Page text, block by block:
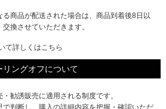
商品が配送された場合は、商品到着後8日以
換させていただきます。
て詳しくはこちら
リングオフについて
勧誘販売に適用される制度です。
判断し、購入の詳細内容を把握・確認いただ